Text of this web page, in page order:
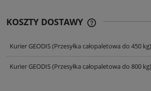
KOSZTY DOSTAWY
Kurier GEODIS(Przesyłka całopaletowa do 450 kg)
Kurier GEODIS(Przesyłka całopaletowa do 800 kg)